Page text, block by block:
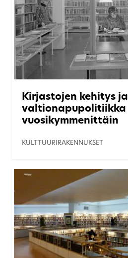
Kirjastojen kehitys ja
valtionapupolitiikka
vuosikymmenittäin
KULTTUURIRAKENNUKSET